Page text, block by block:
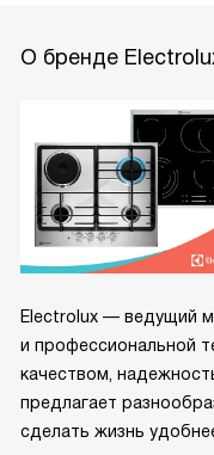
О бренде
Electrolux — ведущий
и профессиональной
качеством,
предлагает
сделать жизнь